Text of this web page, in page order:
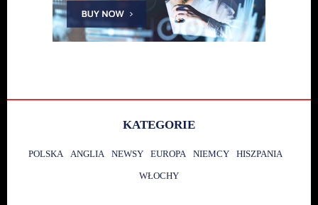
KATEGORIE
POLSKA ANGLIA NEWSY EUROPA NIEMCY HISZPANIA
WŁOCHY